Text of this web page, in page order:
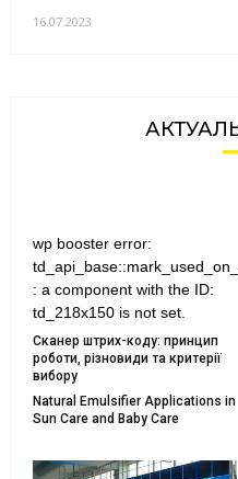
16.07.2023
wp booster error:
: a component with the ID:
td_218x150 is not set.
Сканер штрих-коду: принцип
роботи, різновиди та критерії
вибору
Natural Emulsifier Applications in
Sun Care and Baby Care